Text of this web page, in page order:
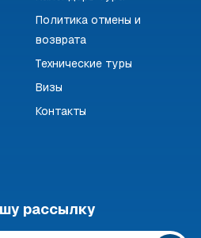
Политика отмены и
возврата
Технические туры
Визы
Контакты
рассылку